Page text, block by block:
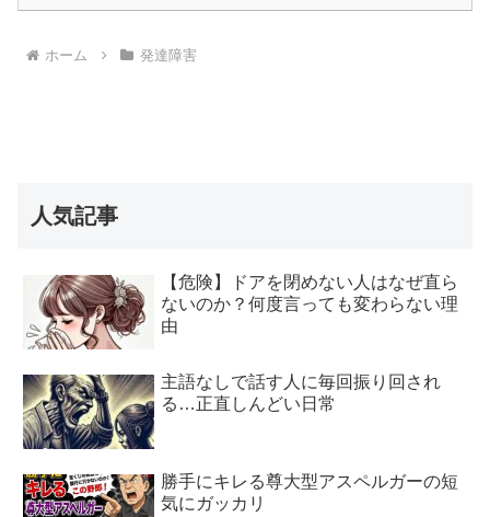
ホーム 発達障害
人気記事
【危険】ドアを閉めない人はなぜ直ら
ないのか？何度言っても変わらない理
由
主語なしで話す人に毎回振り回され
る…正直しんどい日常
勝手にキレる尊大型アスペルガーの短
気にガッカリ